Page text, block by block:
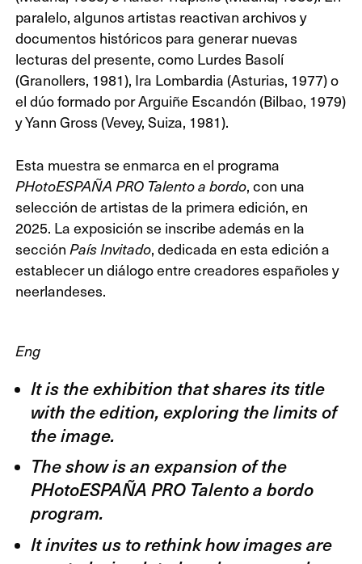
paralelo, algunos artistas reactivan archivos y
documentos históricos para generar nuevas
lecturas del presente, como Lurdes Basolí
(Granollers, 1981), Ira Lombardia (Asturias, 1977) o
el dúo formado por Arguiñe Escandón (Bilbao, 1979)
y Yann Gross (Vevey, Suiza, 1981).
Esta muestra se enmarca en el programa
PHotoESPAÑA PRO Talento a bordo, con una
selección de artistas de la primera edición, en
2025. La exposición se inscribe además en la
secciónPaís Invitado, dedicada en esta edición a
establecer un diálogo entre creadores españoles y
neerlandeses.
Eng
It is the exhibition that shares its title
with the edition, exploring the limits of
the image.
The show is an expansion of the
PHotoESPAÑA PRO Talento a bordo
program.
It invites us to rethink how images are